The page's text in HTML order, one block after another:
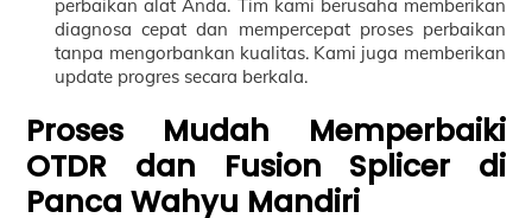
perbaikan alat Anda. Tim kami berusaha memberikan
diagnosa cepat dan mempercepat proses perbaikan
tanpa mengorbankan kualitas. Kami juga memberikan
update progres secara berkala.
Proses Mudah Memperbaiki
OTDR dan Fusion Splicer di
Panca Wahyu Mandiri